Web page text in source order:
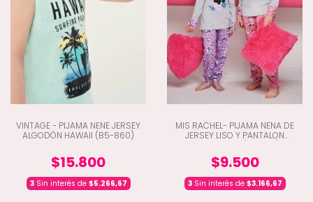
VINTAGE - PIJAMA NENE JERSEY
ALGODÓN HAWAII (B5-860)
$15.800
3Sin interés de $5.266,67
MIS RACHEL- PIJAMA NENA DE
JERSEY LISO Y PANTALON
$9.500
3Sin interés de $3.166,67